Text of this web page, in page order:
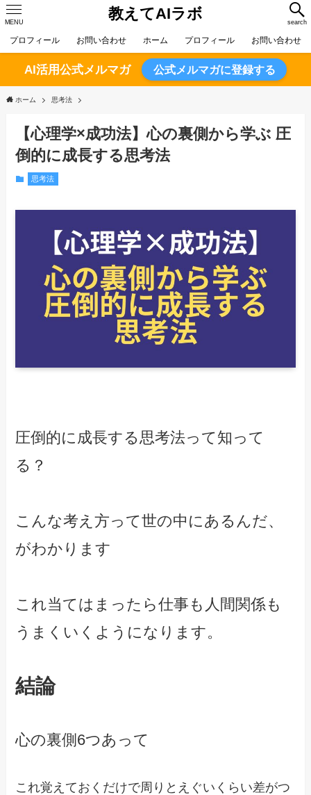
教えてAIラボ search
MENU
プロフィール お問い合わせ ホーム プロフィール お問い合わせ
AI活用公式メルマガ 公式メルマガに登録する
ホーム 思考法
【心理学×成功法】心の裏側から学ぶ 圧
倒的に成長する思考法
思考法
圧倒的に成長する思考法って知って
る？
こんな考え方って世の中にあるんだ、
がわかります
これ当てはまったら仕事も人間関係も
うまくいくようになります。
結論
心の裏側6つあって
これ覚えておくだけで周りとえぐいくらい差がつ